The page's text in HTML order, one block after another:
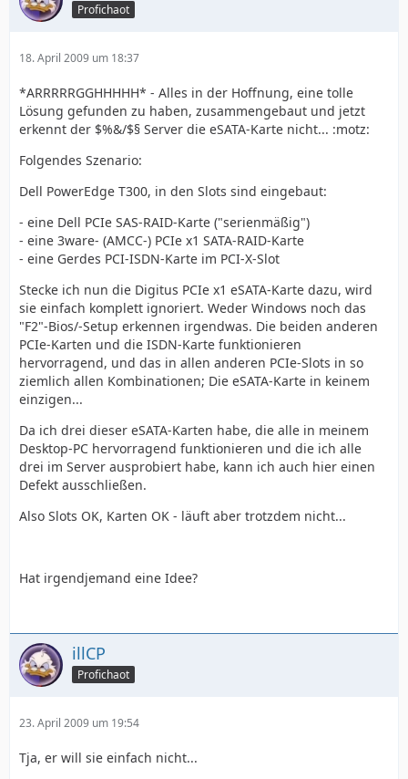
Profichaot
18. April 2009 um 18:37
*ARRRRRGGHHHHH* - Alles in der Hoffnung, eine tolle
Lösung gefunden zu haben, zusammengebaut und jetzt
erkennt der $%&/$§ Server die eSATA-Karte nicht... :motz:
Folgendes Szenario:
Dell PowerEdge T300, in den Slots sind eingebaut:
- eine Dell PCIe SAS-RAID-Karte ("serienmäßig")
- eine 3ware- (AMCC-) PCIe x1 SATA-RAID-Karte
- eine Gerdes PCI-ISDN-Karte im PCI-X-Slot
Stecke ich nun die Digitus PCIe x1 eSATA-Karte dazu, wird
sie einfach komplett ignoriert. Weder Windows noch das
"F2"-Bios/-Setup erkennen irgendwas. Die beiden anderen
PCIe-Karten und die ISDN-Karte funktionieren
hervorragend, und das in allen anderen PCIe-Slots in so
ziemlich allen Kombinationen; Die eSATA-Karte in keinem
einzigen...
Da ich drei dieser eSATA-Karten habe, die alle in meinem
Desktop-PC hervorragend funktionieren und die ich alle
drei im Server ausprobiert habe, kann ich auch hier einen
Defekt ausschließen.
Also Slots OK, Karten OK - läuft aber trotzdem nicht...
Hat irgendjemand eine Idee?
illCP
Profichaot
23. April 2009 um 19:54
Tja, er will sie einfach nicht...